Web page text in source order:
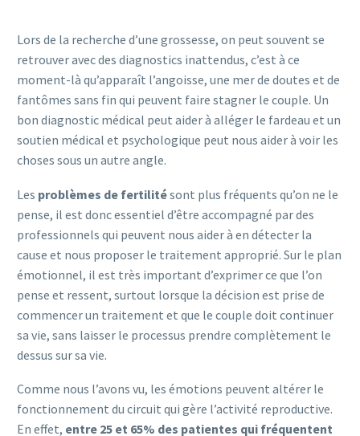
Lors de la recherche d’une grossesse, on peut souvent se
retrouver avec des diagnostics inattendus, c’est à ce
moment-là qu’apparaît l’angoisse, une mer de doutes et de
fantômes sans fin qui peuvent faire stagner le couple. Un
bon diagnostic médical peut aider à alléger le fardeau et un
soutien médical et psychologique peut nous aider à voir les
choses sous un autre angle.
Les problèmes de fertilitésont plus fréquents qu’on ne le
pense, il est donc essentiel d’être accompagné par des
professionnels qui peuvent nous aider à en détecter la
cause et nous proposer le traitement approprié. Sur le plan
émotionnel, il est très important d’exprimer ce que l’on
pense et ressent, surtout lorsque la décision est prise de
commencer un traitement et que le couple doit continuer
sa vie, sans laisser le processus prendre complètement le
dessus sur sa vie.
Comme nous l’avons vu, les émotions peuvent altérer le
fonctionnement du circuit qui gère l’activité reproductive.
En effet, entre 25 et 65% des patientes qui fréquentent